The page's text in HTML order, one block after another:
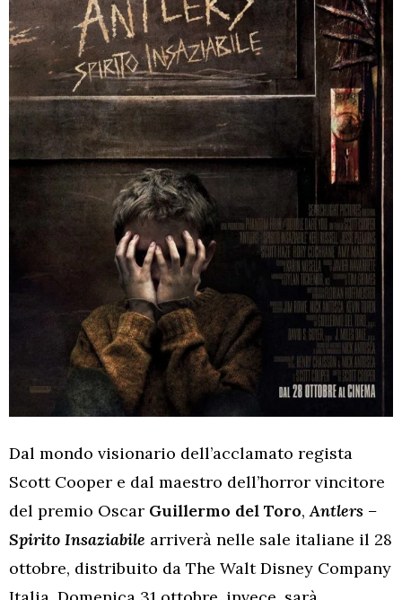
Dal mondo visionario dell’acclamato regista
Scott Cooper e dal maestro dell’horror vincitore
del premio Oscar Guillermo del Toro,Antlers –
Spirito Insaziabile arriverà nelle sale italiane il 28
ottobre, distribuito da The Walt Disney Company